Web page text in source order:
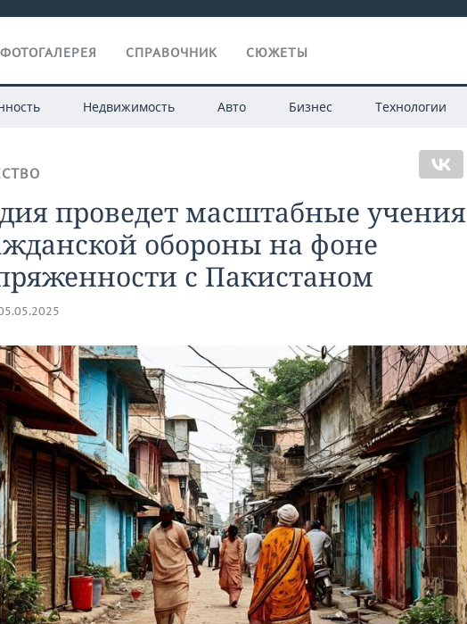
ФОТОГАЛЕРЕЯ СПРАВОЧНИК СЮЖЕТЫ
Недвижимость Авто Бизнес Технологии
проведет масштабные учения
обороны на фоне
с Пакистаном